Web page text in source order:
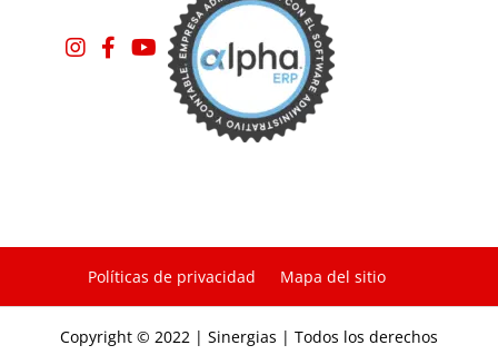
Políticas de privacidad Mapa del sitio
Copyright © 2022 | Sinergias | Todos los derechos